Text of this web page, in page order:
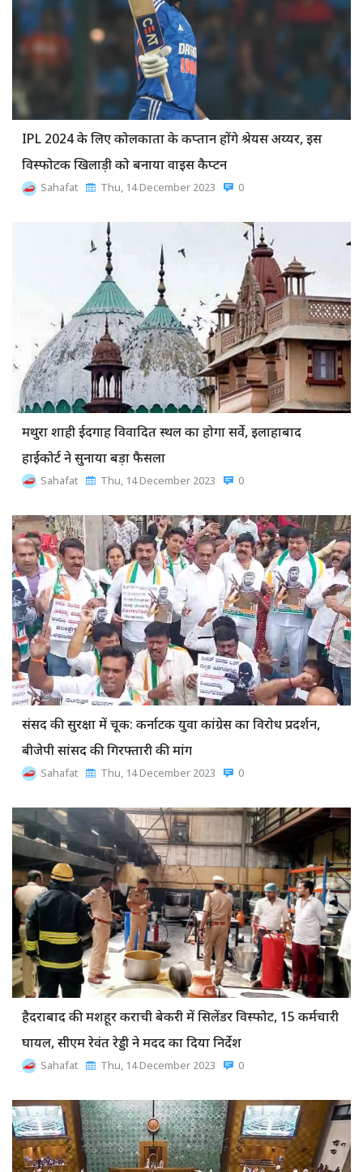
IPL 2024 के लिए कोलकाता के कप्तान होंगे श्रेयस अय्यर, इस
विस्फोटक खिलाड़ी को बनाया वाइस कैप्टन
Sahafat Thu, 14 December 2023 0
मथुरा शाही ईदगाह विवादित स्थल का होगा सर्वे, इलाहाबाद
हाईकोर्ट ने सुनाया बड़ा फैसला
Sahafat Thu, 14 December 2023 0
संसद की सुरक्षा में चूक: कर्नाटक युवा कांग्रेस का विरोध प्रदर्शन,
बीजेपी सांसद की गिरफ्तारी की मांग
Sahafat Thu, 14 December 2023 0
हैदराबाद की मशहूर कराची बेकरी में सिलेंडर विस्फोट, 15 कर्मचारी
घायल, सीएम रेवंत रेड्डी ने मदद का दिया निर्देश
Sahafat Thu, 14 December 2023 0